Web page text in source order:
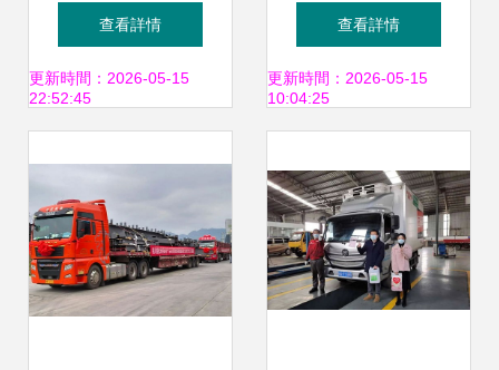
歐班列常態化開
行，集裝箱海運價
通貨物道路運輸面
臨挑戰
查看詳情
更新時間：2026-05-15
22:52:45
輸“安全生產宣傳
月”集中培訓會順利
查看詳情
更新時間：2026-05-15
10:04:25